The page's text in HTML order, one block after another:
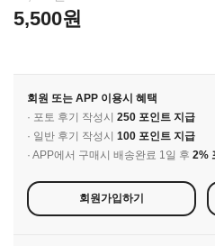
5,500원
회원 또는 APP 이용시 혜택
· 포토 후기 작성시 250 포인트 지급
· 일반 후기 작성시 100 포인트 지급
· APP에서 구매시 배송완료 1일 후 2%
회원가입하기